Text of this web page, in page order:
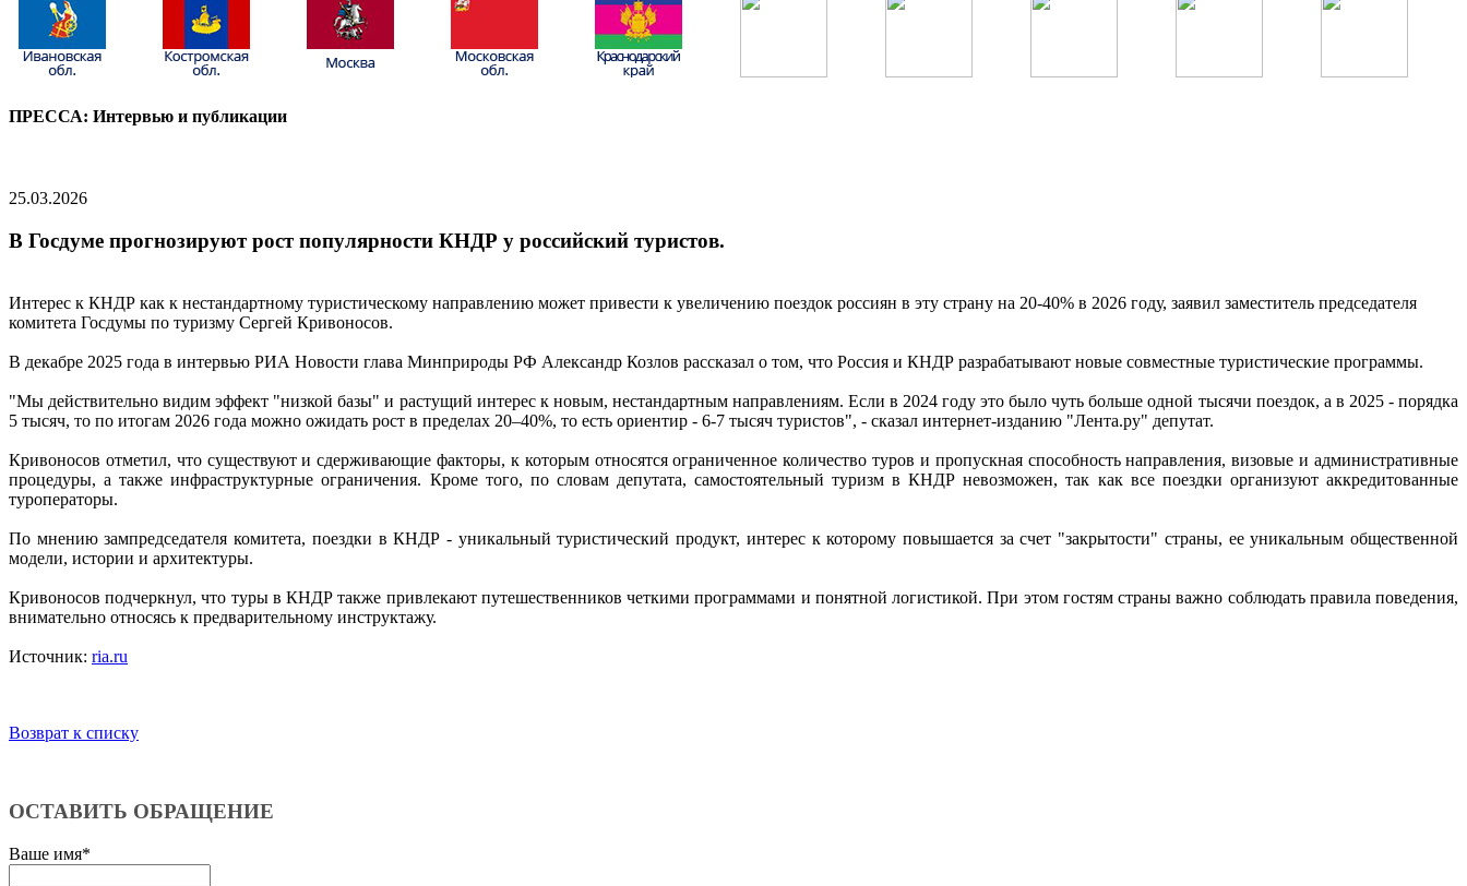
ПРЕССА: Интервью и публикации
25.03.2026
В Госдуме прогнозируют рост популярности КНДР у российский туристов.
Интерес к КНДР как к нестандартному туристическому направлению может привести к увеличению поездок россиян в эту страну на 20-40% в 2026 году, заявил заместитель председателя
комитета Госдумы по туризму Сергей Кривоносов.
В декабре 2025 года в интервью РИА Новости глава Минприроды РФ Александр Козлов рассказал о том, что Россия и КНДР разрабатывают новые совместные туристические программы.
"Мы действительно видим эффект "низкой базы" и растущий интерес к новым, нестандартным направлениям. Если в 2024 году это было чуть больше одной тысячи поездок, а в 2025 - порядка
5 тысяч, то по итогам 2026 года можно ожидать рост в пределах 20–40%, то есть ориентир - 6-7 тысяч туристов", - сказал интернет-изданию "Лента.ру" депутат.
Кривоносов отметил, что существуют и сдерживающие факторы, к которым относятся ограниченное количество туров и пропускная способность направления, визовые и административные
процедуры, а также инфраструктурные ограничения. Кроме того, по словам депутата, самостоятельный туризм в КНДР невозможен, так как все поездки организуют аккредитованные
туроператоры.
По мнению зампредседателя комитета, поездки в КНДР - уникальный туристический продукт, интерес к которому повышается за счет "закрытости" страны, ее уникальным общественной
модели, истории и архитектуры.
Кривоносов подчеркнул, что туры в КНДР также привлекают путешественников четкими программами и понятной логистикой. При этом гостям страны важно соблюдать правила поведения,
внимательно относясь к предварительному инструктажу.
Источник: ria.ru
Возврат к списку
ОСТАВИТЬ ОБРАЩЕНИЕ
Ваше имя*